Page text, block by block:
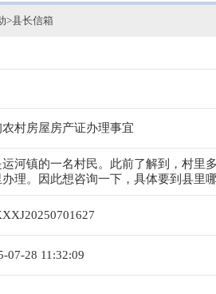
>县长信箱
农村房屋房产证办理事宜
运河镇的一名村民。此前了解到，村里
办理。因此想咨询一下，具体要到县里
07-28 11:32:09